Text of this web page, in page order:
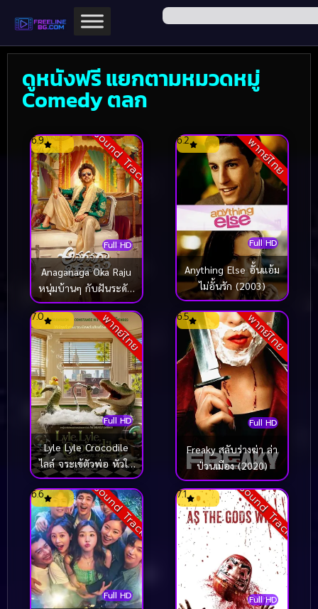
ดูหนังฟรี แยกตามหมวดหมู่
Comedy ตลก
Sound Track
Full HD
6.9
Anaganaga Oka Raju
หนุ่มบ้านๆ กับฝันระดับ
ราชา (2026)
พากย์ไทย
Full HD
6.2
Anything Else อั้นแอ้ม
ไม่อั้นรัก (2003)
พากย์ไทย
Full HD
7.0
Lyle Lyle Crocodile
ไลล์ จระเข้ตัวพ่อ หัวใจ
ล้อหล่อ (2022)
พากย์ไทย
Full HD
6.5
Freaky สลับร่างฆ่า ล่า
ป่วนเมือง (2020)
Sound Track
Full HD
6.6 Sound Track
Full HD
7.1